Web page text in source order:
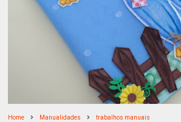
Home Manualidades trabalhos manuais